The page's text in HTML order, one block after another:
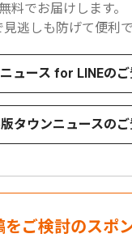
料でお届けします。
逃しも防げて便利で
ュース for LINEの
タウンニュースの
をご検討のスポ